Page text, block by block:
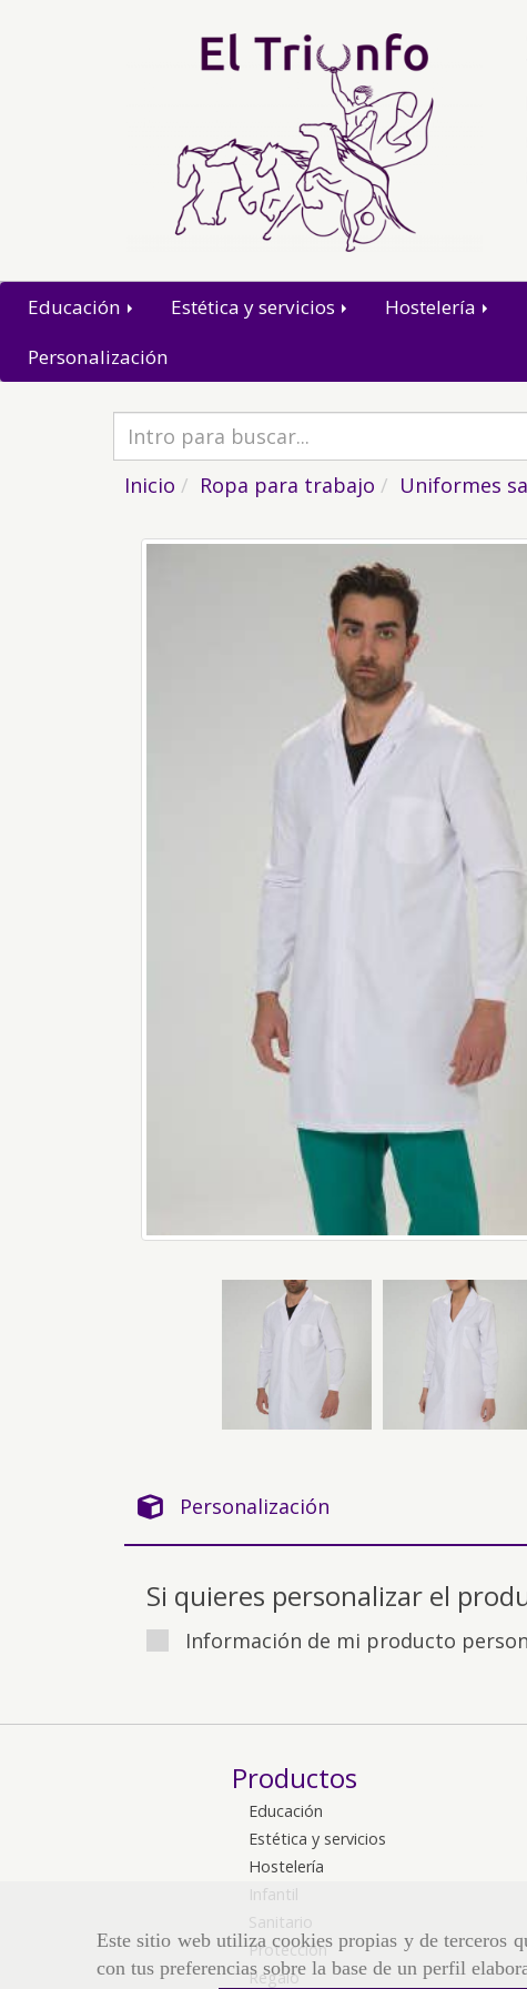
Este sitio web utiliza cookies propias y de terceros
con tus preferencias sobre la base de un perfil
Educación Estética y servicios Hostelería
Personalización
Inicio Ropa para trabajo Uniformes
Personalización
Si quieres personalizar el
Información de mi producto
Productos
Educación
Estética y servicios
Hostelería
Infantil
Sanitario
Protección
Regalo